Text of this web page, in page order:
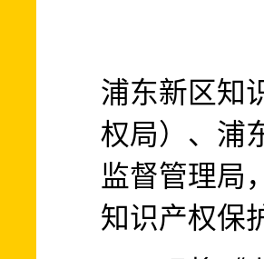
浦东新区知
权局）、浦
监督管理局
知识产权保